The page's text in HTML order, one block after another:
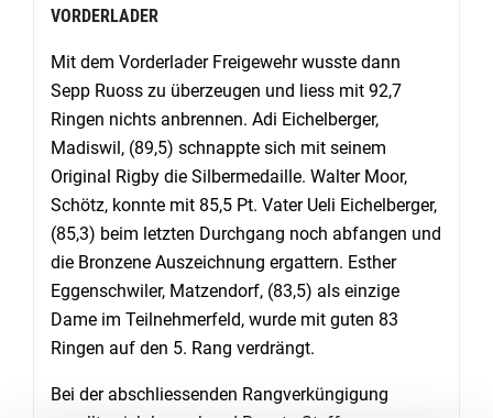
VORDERLADER
Mit dem Vorderlader Freigewehr wusste dann
Sepp Ruoss zu überzeugen und liess mit 92,7
Ringen nichts anbrennen. Adi Eichelberger,
Madiswil, (89,5) schnappte sich mit seinem
Original Rigby die Silbermedaille. Walter Moor,
Schötz, konnte mit 85,5 Pt. Vater Ueli Eichelberger,
(85,3) beim letzten Durchgang noch abfangen und
die Bronzene Auszeichnung ergattern. Esther
Eggenschwiler, Matzendorf, (83,5) als einzige
Dame im Teilnehmerfeld, wurde mit guten 83
Ringen auf den 5. Rang verdrängt.
Bei der abschliessenden Rangverküngigung